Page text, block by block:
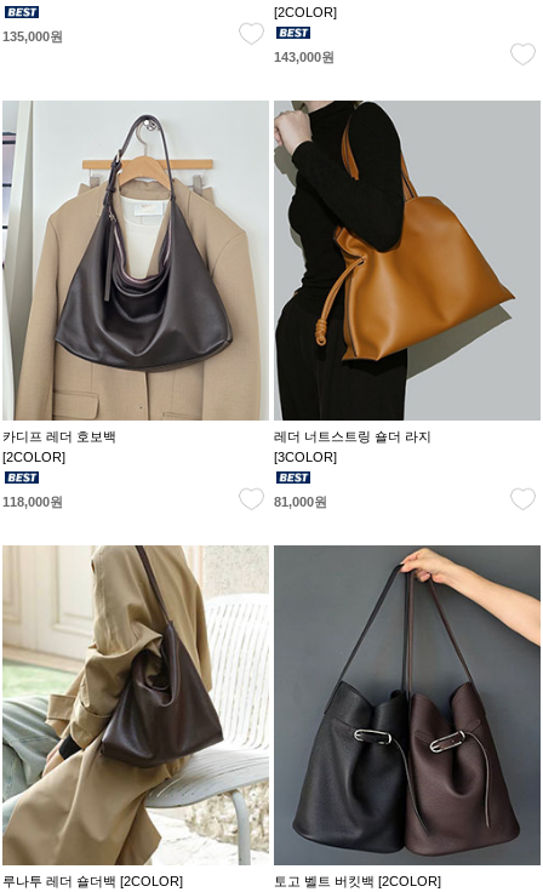
135,000원
[2COLOR]
143,000원
카디프 레더 호보백
[2COLOR]
118,000원
레더 너트스트링 숄더 라지
[3COLOR]
81,000원
루나투 레더 숄더백 [2COLOR] 토고 벨트 버킷백 [2COLOR]